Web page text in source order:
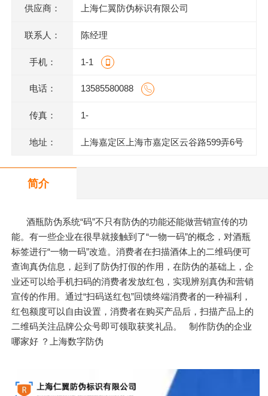
供应商： 上海仁翼防伪标识有限公司
联系人： 陈经理
手机： 1-1
电话： 13585580088
传真： 1-
地址： 上海嘉定区上海市嘉定区云谷路599弄6号
简介
酒瓶防伪系统“码”不只有防伪的功能还能做营销宣传的功
能。有一些企业在很早就接触到了“一物一码”的概念，对酒瓶
标签进行“一物一码”改造。消费者在扫描酒体上的二维码便可
查询真伪信息，起到了防伪打假的作用，在防伪的基础上，企
业还可以给手机扫码的消费者发放红包，实现辨别真伪和营销
宣传的作用。通过“扫码送红包”回馈终端消费者的一种福利，
红包额度可以自由设置，消费者在购买产品后，扫描产品上的
二维码关注品牌公众号即可领取获奖礼品。 制作防伪的企业
哪家好 ？上海数字防伪